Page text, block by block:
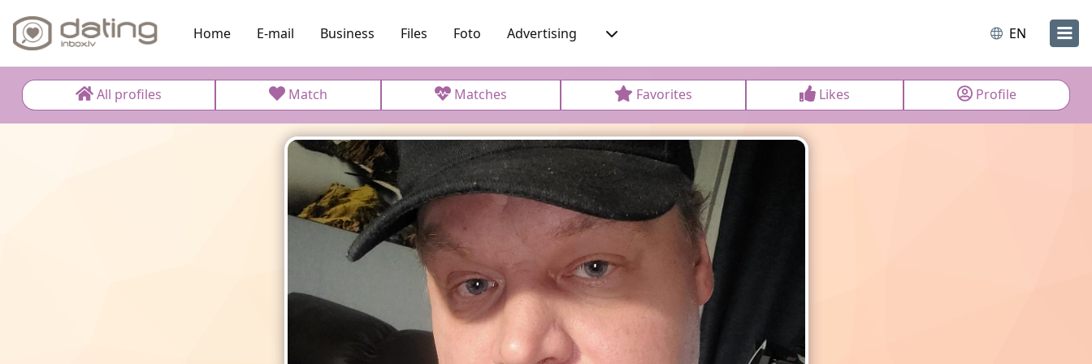
Home E-mail Business Files Foto Advertising EN
All profiles Match Matches Favorites Likes Profile